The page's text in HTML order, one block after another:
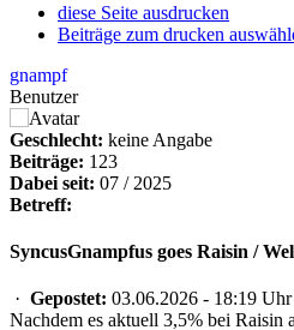
diese Seite ausdrucken
Beiträge zum drucken
gnampf
Benutzer
Geschlecht: keine Angabe
Beiträge: 123
Dabei seit: 07 / 2025
Betreff:
SyncusGnampfus goes Raisin /
· Gepostet: 03.06.2026 - 18:19
Nachdem es aktuell 3,5% bei Raisin